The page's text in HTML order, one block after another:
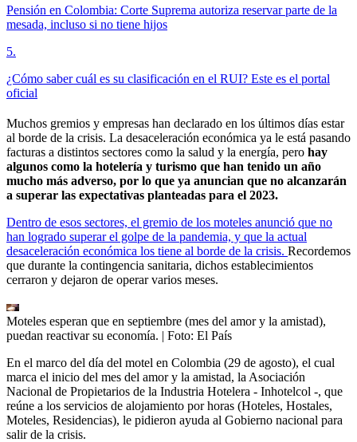
Pensión en Colombia: Corte Suprema autoriza reservar parte de la
mesada, incluso si no tiene hijos
5.
¿Cómo saber cuál es su clasificación en el RUI? Este es el portal
oficial
Muchos gremios y empresas han declarado en los últimos días estar
al borde de la crisis. La desaceleración económica ya le está pasando
facturas a distintos sectores como la salud y la energía, pero hay
algunos como la hotelería y turismo que han tenido un año
mucho más adverso, por lo que ya anuncian que no alcanzarán
a superar las expectativas planteadas para el 2023.
Dentro de esos sectores, el gremio de los moteles anunció que no
han logrado superar el golpe de la pandemia, y que la actual
desaceleración económica los tiene al borde de la crisis. Recordemos
que durante la contingencia sanitaria, dichos establecimientos
cerraron y dejaron de operar varios meses.
Moteles esperan que en septiembre (mes del amor y la amistad),
puedan reactivar su economía. | Foto: El País
En el marco del día del motel en Colombia (29 de agosto), el cual
marca el inicio del mes del amor y la amistad, la Asociación
Nacional de Propietarios de la Industria Hotelera - Inhotelcol -, que
reúne a los servicios de alojamiento por horas (Hoteles, Hostales,
Moteles, Residencias), le pidieron ayuda al Gobierno nacional para
salir de la crisis.